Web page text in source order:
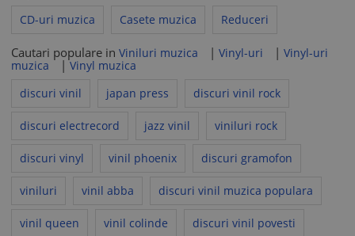
CD-uri muzica Casete muzica Reduceri
Cautari populare in Viniluri muzica | Vinyl-uri | Vinyl-uri
muzica
|Vinyl muzica
discuri vinil
japan press discuri vinil rock
discuri electrecord jazz vinil viniluri rock
discuri vinyl vinil phoenix discuri gramofon
viniluri vinil abba discuri vinil muzica populara
vinil queen vinil colinde discuri vinil povesti